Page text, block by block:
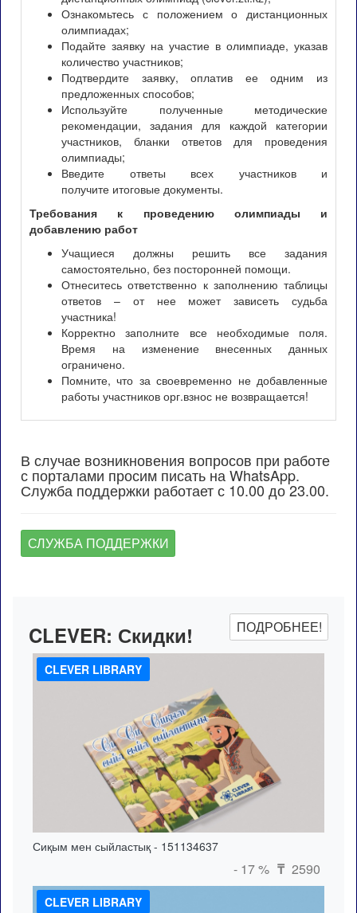
Ознакомьтесь с положением о дистанционных
олимпиадах;
Подайте заявку на участие в олимпиаде, указав
количество участников;
Подтвердите заявку, оплатив ее одним из
предложенных способов;
Используйте полученные методические
рекомендации, задания для каждой категории
участников, бланки ответов для проведения
олимпиады;
Введите ответы всех участников и
получите итоговые документы.
Требования к проведению олимпиады и
добавлению работ
Учащиеся должны решить все задания
самостоятельно, без посторонней помощи.
Отнеситесь ответственно к заполнению таблицы
ответов – от нее может зависеть судьба
участника!
Корректно заполните все необходимые поля.
Время на изменение внесенных данных
ограничено.
Помните, что за своевременно не добавленные
работы участников орг.взнос не возвращается!
В случае возникновения вопросов при работе
с порталами просим писать на WhatsApp.
Служба поддержки работает с 10.00 до 23.00.
СЛУЖБА ПОДДЕРЖКИ
CLEVER: Скидки! ПОДРОБНЕЕ!
CLEVER LIBRARY
Сиқым мен сыйластық - 151134637
- 17 % ₸ 2590
CLEVER LIBRARY